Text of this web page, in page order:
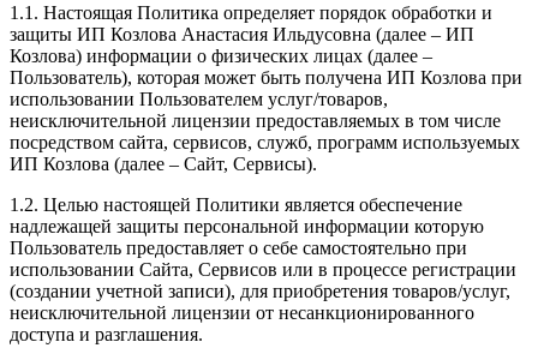
1.1. Настоящая Политика определяет порядок обработки и
защиты ИП Козлова Анастасия Ильдусовна (далее – ИП
Козлова) информации о физических лицах (далее –
Пользователь), которая может быть получена ИП Козлова при
использовании Пользователем услуг/товаров,
неисключительной лицензии предоставляемых в том числе
посредством сайта, сервисов, служб, программ используемых
ИП Козлова (далее – Сайт, Сервисы).
1.2. Целью настоящей Политики является обеспечение
надлежащей защиты персональной информации которую
Пользователь предоставляет о себе самостоятельно при
использовании Сайта, Сервисов или в процессе регистрации
(создании учетной записи), для приобретения товаров/услуг,
неисключительной лицензии от несанкционированного
доступа и разглашения.